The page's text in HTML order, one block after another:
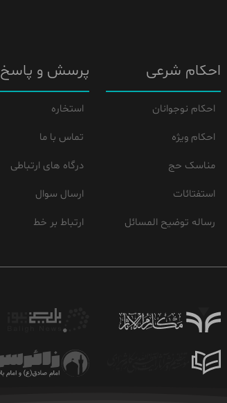
احکام شرعی
احکام نوجوانان
احکام ویژه
مناسک حج
استفتائات
رساله توضیح المسائل
پرسش و پاسخ
استخاره
تماس با ما
درگاه های ارتباطی
ارسال سوال
ارتباط بر خط